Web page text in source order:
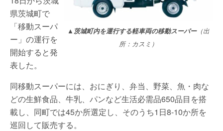
▲茨城町内を運行する軽車両の移動スーパー（出
所：カスミ）
県茨城町で
「移動スーパ
ー」の運行を
開始すると発
表した。
同移動スーパーには、おにぎり、弁当、野菜、魚・肉な
どの生鮮食品、牛乳、パンなど生活必需品650品目を搭
載し、同町では45か所選定し、そのうち1日8-10か所を
巡回して販売する。